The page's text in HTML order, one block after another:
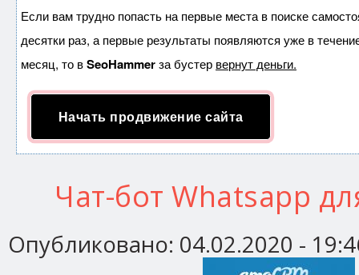
Если вам трудно попасть на первые места в поиске
десятки раз, а первые результаты появляются уже в
месяц, то вSeoHammerза бустер вернут деньги.
Начать продвижение сайта
Чат-бот Whatsapp
Опубликовано: 04.02.2020 -